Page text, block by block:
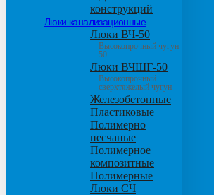
конструкций
Люки канализационные
Люки ВЧ-50
Высокопрочный чугун
50
Люки ВЧШГ-50
Высокопрочный
сверхтяжелый чугун
Железобетонные
Пластиковые
Полимерно
песчаные
Полимерное
композитные
Полимерные
Люки СЧ